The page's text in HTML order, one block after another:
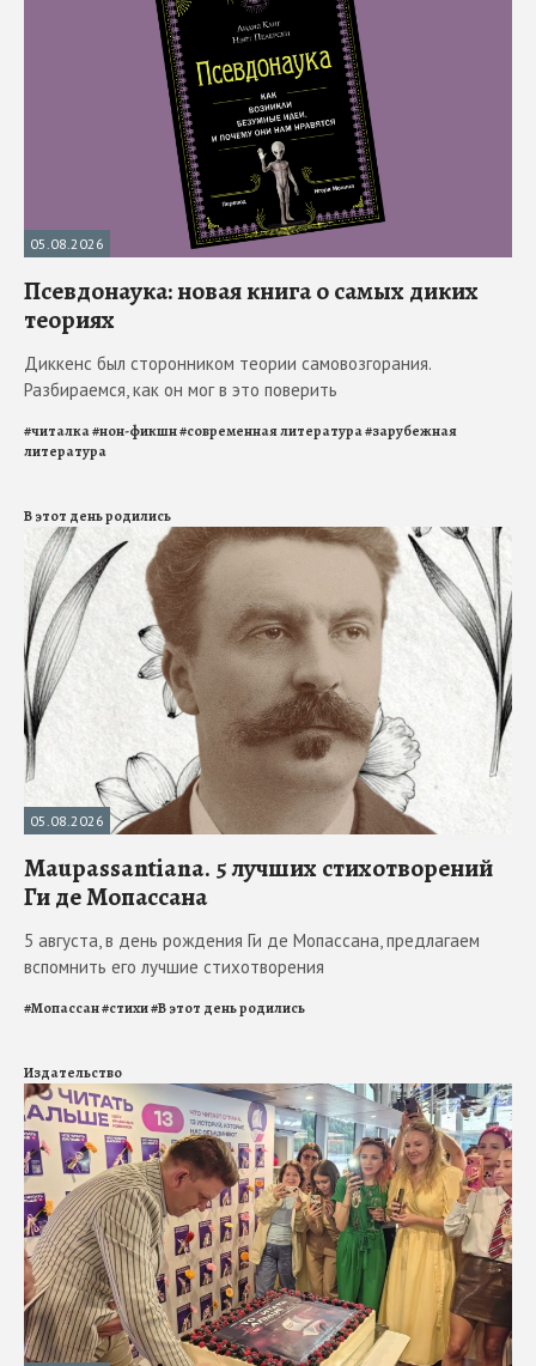
05.08.2026
Псевдонаука: новая книга о самых диких
теориях
Диккенс был сторонником теории самовозгорания.
Разбираемся, как он мог в это поверить
#читалка#нон-фикшн#современная литература#зарубежная
литература
В этот день родились
05.08.2026
Maupassantiana. 5 лучших стихотворений
Ги де Мопассана
5 августа, в день рождения Ги де Мопассана, предлагаем
вспомнить его лучшие стихотворения
#Мопассан#стихи#В этот день родились
Издательство